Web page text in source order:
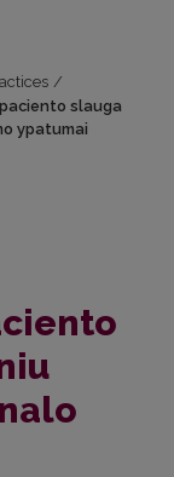
/
slauga
ypatumai